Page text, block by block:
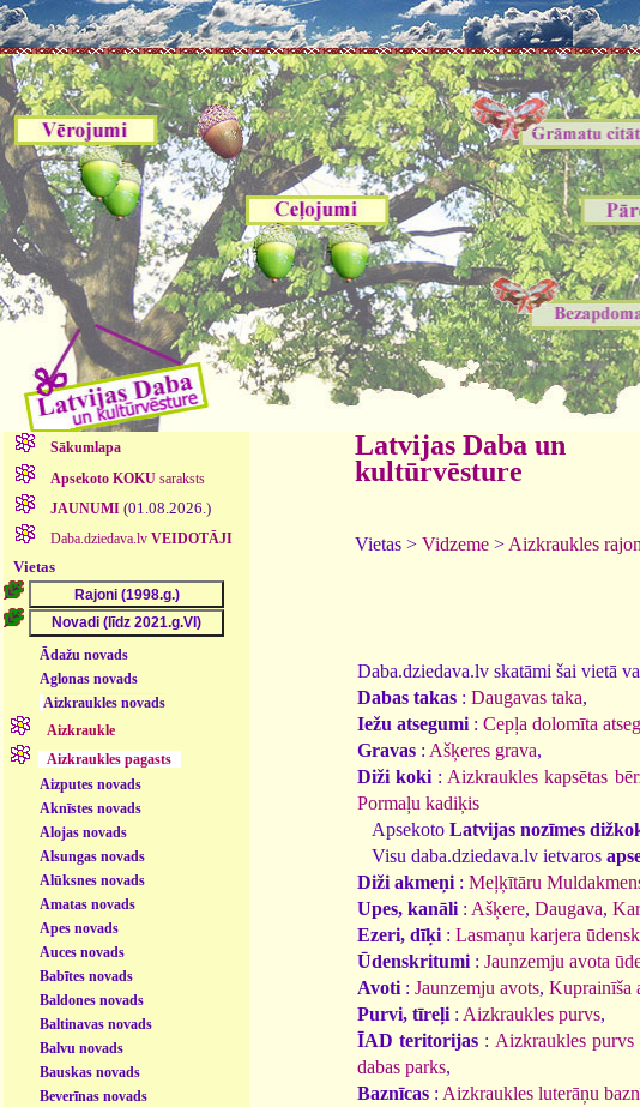
Sākumlapa
Apsekoto KOKUsaraksts
JAUNUMI (01.08.2026.)
Daba.dziedava.lv VEIDOTĀJI
Vietas
Ādažu novads
Aglonas novads
Aizkraukles novads
Aizkraukle
Aizkraukles pagasts
Aizputes novads
Aknīstes novads
Alojas novads
Alsungas novads
Alūksnes novads
Amatas novads
Apes novads
Auces novads
Babītes novads
Baldones novads
Baltinavas novads
Balvu novads
Bauskas novads
Beverīnas novads
Latvijas Daba un
kultūrvēsture
Vietas > Vidzeme > Aizkraukles
Daba.dziedava.lv skatāmi šai vietā
Dabas takas : Daugavas taka,
Iežu atsegumi : Cepļa dolomīta
Gravas : Ašķeres grava,
Diži koki : Aizkraukles kapsētas
Pormaļu kadiķis
Apsekoto Latvijas nozīmes
Visu daba.dziedava.lv ietvaros
Diži akmeņi : Meļķītāru
Upes, kanāli : Ašķere, Daugava,
Ezeri, dīķi : Lasmaņu karjera
Ūdenskritumi : Jaunzemju avota
Avoti : Jaunzemju avots, Kuprainīša
Purvi, tīreļi : Aizkraukles purvs,
ĪAD teritorijas : Aizkraukles purvs
dabas parks,
Baznīcas : Aizkraukles luterāņu